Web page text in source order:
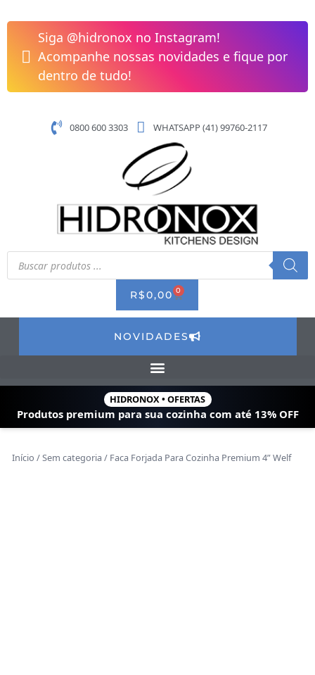
para
conteúdo
Siga @hidronox no Instagram!
Acompanhe nossas novidades e fique por
dentro de tudo!
0800 600 3303 WHATSAPP (41) 99760-2117
Pesquisar
produtos
R$0,00 0 CART
NOVIDADES
HIDRONOX • OFERTAS
Produtos premium para sua cozinha com até 13% OFF
Início /Sem categoria / Faca Forjada Para Cozinha Premium 4” Welf
Forjada
Para
Cozinha
Premium
4''
quantidade